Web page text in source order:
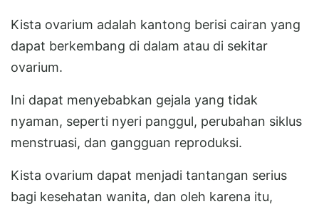
Kista ovarium adalah kantong berisi cairan yang
dapat berkembang di dalam atau di sekitar
ovarium.
Ini dapat menyebabkan gejala yang tidak
nyaman, seperti nyeri panggul, perubahan siklus
menstruasi, dan gangguan reproduksi.
Kista ovarium dapat menjadi tantangan serius
bagi kesehatan wanita, dan oleh karena itu,